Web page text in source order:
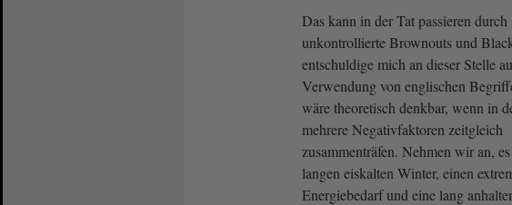
Das kann in der Tat passieren durch
unkontrollierte Brownouts und
entschuldige mich an dieser Stelle
Verwendung von englischen
wäre theoretisch denkbar, wenn in
mehrere Negativfaktoren zeitgleich
zusammenträfen. Nehmen wir an,
langen eiskalten Winter, einen
Energiebedarf und eine lang